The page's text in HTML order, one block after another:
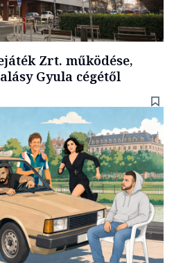
Zrt. működése,
Gyula cégétől